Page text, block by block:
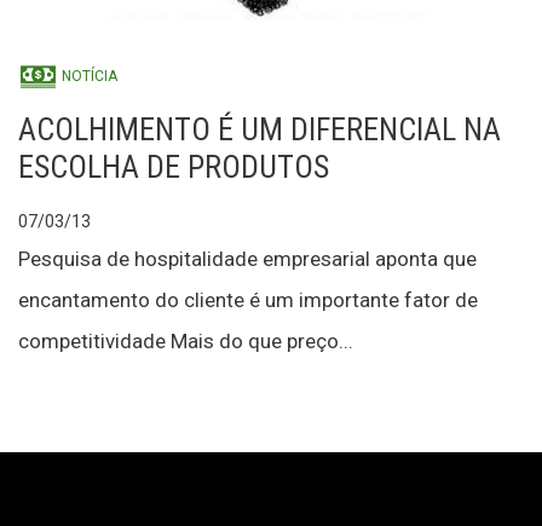
NOTÍCIA
ACOLHIMENTO É UM DIFERENCIAL NA
ESCOLHA DE PRODUTOS
07/03/13
Pesquisa de hospitalidade empresarial aponta que
encantamento do cliente é um importante fator de
competitividade Mais do que preço...